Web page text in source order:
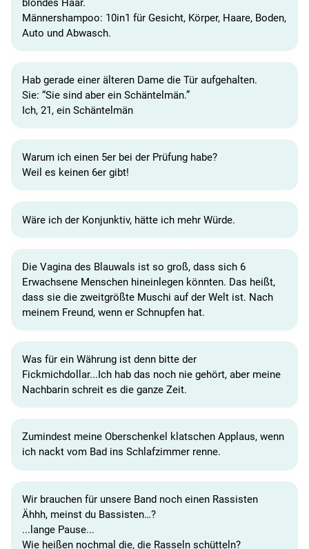
blondes Haar.
Männershampoo: 10in1 für Gesicht, Körper, Haare, Boden,
Auto und Abwasch.
Hab gerade einer älteren Dame die Tür aufgehalten.
Sie: “Sie sind aber ein Schäntelmän.”
Ich, 21, ein Schäntelmän
Warum ich einen 5er bei der Prüfung habe?
Weil es keinen 6er gibt!
Wäre ich der Konjunktiv, hätte ich mehr Würde.
Die Vagina des Blauwals ist so groß, dass sich 6
Erwachsene Menschen hineinlegen könnten. Das heißt,
dass sie die zweitgrößte Muschi auf der Welt ist. Nach
meinem Freund, wenn er Schnupfen hat.
Was für ein Währung ist denn bitte der
Fickmichdollar...Ich hab das noch nie gehört, aber meine
Nachbarin schreit es die ganze Zeit.
Zumindest meine Oberschenkel klatschen Applaus, wenn
ich nackt vom Bad ins Schlafzimmer renne.
Wir brauchen für unsere Band noch einen Rassisten
Ähhh, meinst du Bassisten…?
...lange Pause...
Wie heißen nochmal die, die Rasseln schütteln?